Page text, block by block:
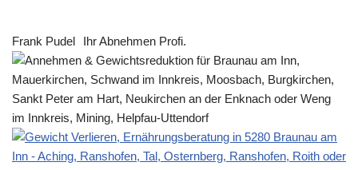
Frank Pudel Ihr Abnehmen Profi.